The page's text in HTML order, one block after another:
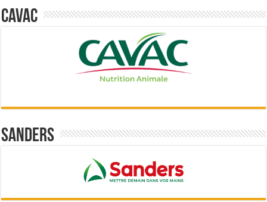
Cavac
Sanders